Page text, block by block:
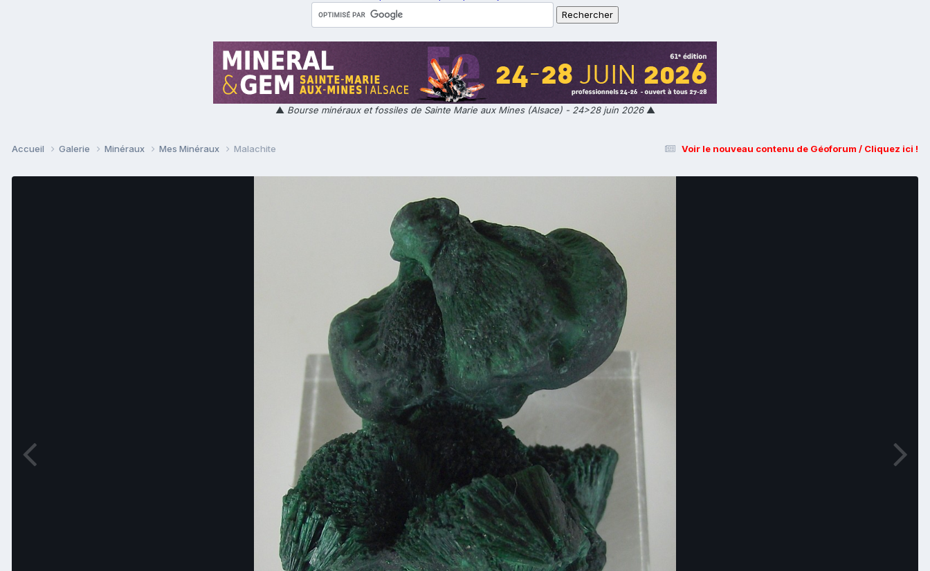
▲ Bourse minéraux et fossiles de Sainte Marie aux Mines (Alsace) - 24>28 juin 2026▲
Voir le nouveau contenu de Géoforum / Cliquez ici !
Accueil Galerie Minéraux Mes Minéraux Malachite